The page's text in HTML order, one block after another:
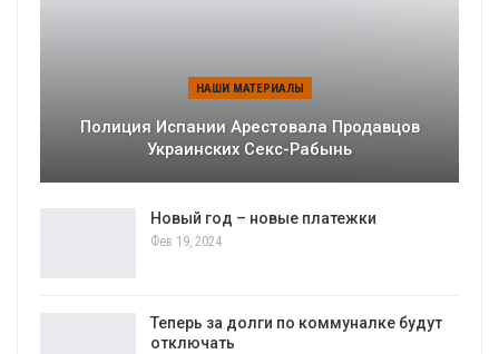
НАШИ МАТЕРИАЛЫ
Полиция Испании Арестовала Продавцов
Украинских Секс-Рабынь
Новый год – новые платежки
Фев 19, 2024
Теперь за долги по коммуналке будут
отключать